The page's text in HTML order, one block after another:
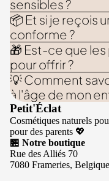
sensibles ?
📦 Et si je reçois
conforme ?
🎁 Est-ce que
pour offrir ?
💡 Comment
à l'âge de mon
Petit'Éclat
Cosmétiques naturels
pour des parents 💖
🏪 Notre boutique
Rue des Alliés 70
7080 Frameries, Belgique